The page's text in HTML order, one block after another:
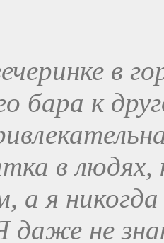
в
бара к
в
а я
не